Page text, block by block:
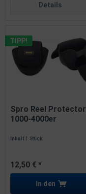
Details
TIPP!
Spro Reel Protector
1000-4000er
Inhalt1 Stück
12,50 € *
In den